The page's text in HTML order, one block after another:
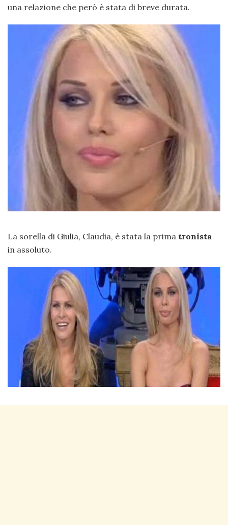
una relazione che però è stata di breve durata.
La sorella di Giulia, Claudia, è stata la prima tronista
in assoluto.